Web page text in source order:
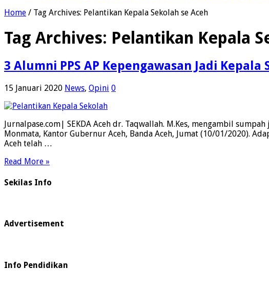
Home / Tag Archives: Pelantikan Kepala Sekolah se Aceh
Tag Archives: Pelantikan Kepala
3 Alumni PPS AP Kepengawasan Jadi Kepala
15 Januari 2020 News, Opini 0
Jurnalpase.com| SEKDA Aceh dr. Taqwallah. M.Kes, mengambil
Monmata, Kantor Gubernur Aceh, Banda Aceh, Jumat (10/01/2020).
Aceh telah …
Read More »
Sekilas Info
Advertisement
Info Pendidikan